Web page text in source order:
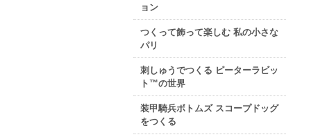
ョン
つくって飾って楽しむ 私の小さな
パリ
刺しゅうでつくる ピーターラビッ
ト™の世界
装甲騎兵ボトムズ スコープドッグ
をつくる